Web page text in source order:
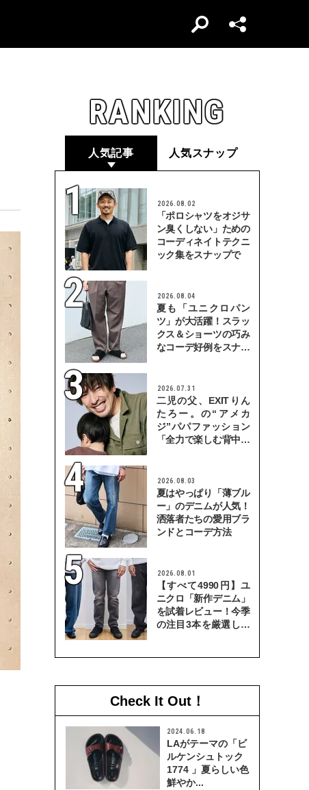
RANKING
人気記事 人気スナップ
2026.08.02
「ポロシャツをオジサ
ン臭くしない」ための
コーディネイトテクニ
ック集をスナップで
2026.08.04
夏も「ユニクロパン
ツ」が大活躍！スラッ
クス＆ショーツの巧み
なコーデ好例をスナッ
2026.07.31
二児の父、EXITりん
たろー。の“アメカ
ジ”パパファッション
「全力で楽しむ背中を
2026.08.03
夏はやっぱり「薄ブル
ー」のデニムが人気！
洒落者たちの愛用ブラ
ンドとコーデ方法
2026.08.01
【すべて4990円】ユ
ニクロ「新作デニム」
を試着レビュー！今季
の注目3本を厳選して
Check It Out！
2024.06.18
LAがテーマの「ビ
ルケンシュトック
1774 」夏らしい色
鮮やか...